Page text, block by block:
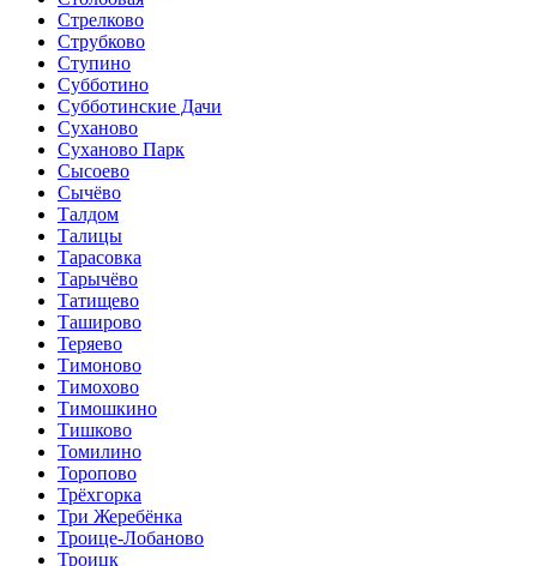
Стрелково
Струбково
Ступино
Субботино
Субботинские Дачи
Суханово
Суханово Парк
Сысоево
Сычёво
Талдом
Талицы
Тарасовка
Тарычёво
Татищево
Таширово
Теряево
Тимоново
Тимохово
Тимошкино
Тишково
Томилино
Торопово
Трёхгорка
Три Жеребёнка
Троице-Лобаново
Троицк